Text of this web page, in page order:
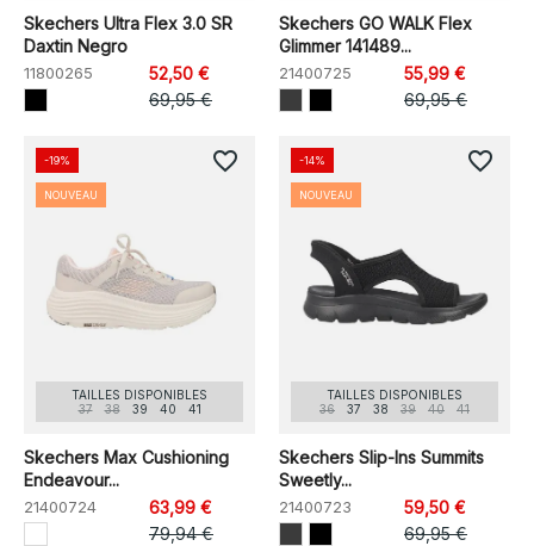
Skechers Ultra Flex 3.0 SR
Daxtin Negro
11800265
52,50 €
69,95 €
Skechers GO WALK Flex
Glimmer 141489...
21400725
55,99 €
69,95 €
TAILLES DISPONIBLES
37
38 39 40 41
Skechers Max Cushioning
Endeavour...
21400724
63,99 €
79,94 €
-19%
NOUVEAU
favorite_border
TAILLES DISPONIBLES
36
37 38 39 40 41
Skechers Slip-Ins Summits
Sweetly...
21400723
59,50 €
69,95 €
-14%
NOUVEAU
favorite_border